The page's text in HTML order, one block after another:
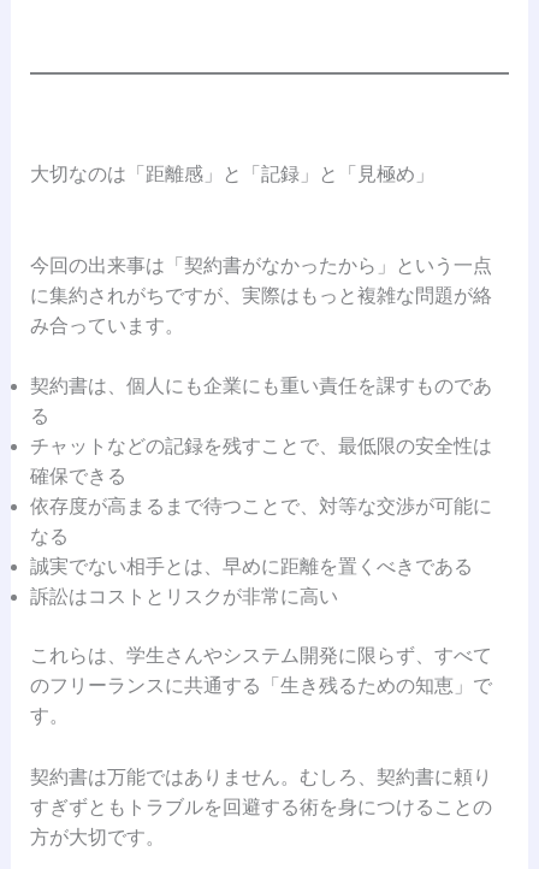
大切なのは「距離感」と「記録」と「見極め」
今回の出来事は「契約書がなかったから」という一点
に集約されがちですが、実際はもっと複雑な問題が絡
み合っています。
契約書は、個人にも企業にも重い責任を課すものであ
る
チャットなどの記録を残すことで、最低限の安全性は
確保できる
依存度が高まるまで待つことで、対等な交渉が可能に
なる
誠実でない相手とは、早めに距離を置くべきである
訴訟はコストとリスクが非常に高い
これらは、学生さんやシステム開発に限らず、すべて
のフリーランスに共通する「生き残るための知恵」で
す。
契約書は万能ではありません。むしろ、契約書に頼り
すぎずともトラブルを回避する術を身につけることの
方が大切です。